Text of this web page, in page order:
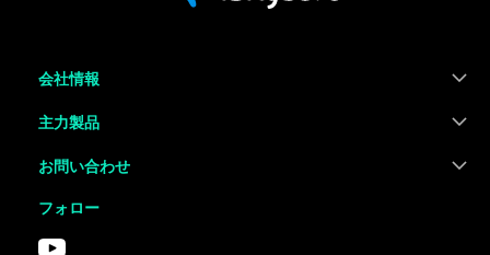
会社情報
主力製品
お問い合わせ
フォロー